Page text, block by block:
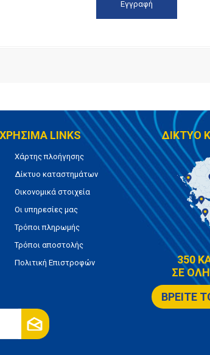
ΧΡΗΣΙΜΑ LINKS
Χάρτης πλοήγησης
Δίκτυο καταστημάτων
Οικονομικά στοιχεία
Οι υπηρεσίες μας
Τρόποι πληρωμής
Τρόποι αποστολής
Πολιτική Επιστροφών
ΔΙΚΤΥΟ
350
ΣΕ
ΒΡΕΙΤΕ